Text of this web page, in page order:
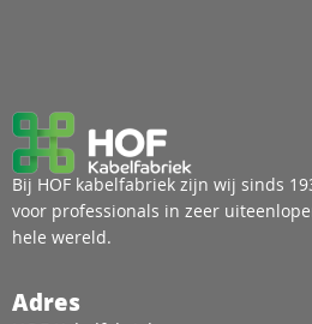
Bij HOF kabelfabriek zijn wij sinds
voor professionals in zeer
hele wereld.
Adres